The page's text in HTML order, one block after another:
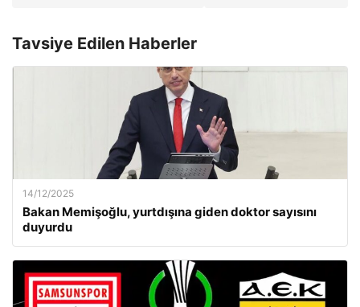
Tavsiye Edilen Haberler
14/12/2025
Bakan Memişoğlu, yurtdışına giden doktor sayısını
duyurdu